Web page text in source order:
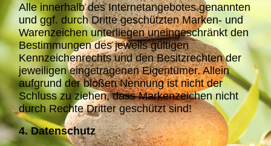
Alle innerhalb des Internetangebotes genannten
und ggf. durch Dritte geschützten Marken- und
Warenzeichen unterliegen uneingeschränkt den
Bestimmungen des jeweils gültigen
Kennzeichenrechts und den Besitzrechten der
jeweiligen eingetragenen Eigentümer. Allein
aufgrund der bloßen Nennung ist nicht der
Schluss zu ziehen, dass Markenzeichen nicht
durch Rechte Dritter geschützt sind!
4. Datenschutz